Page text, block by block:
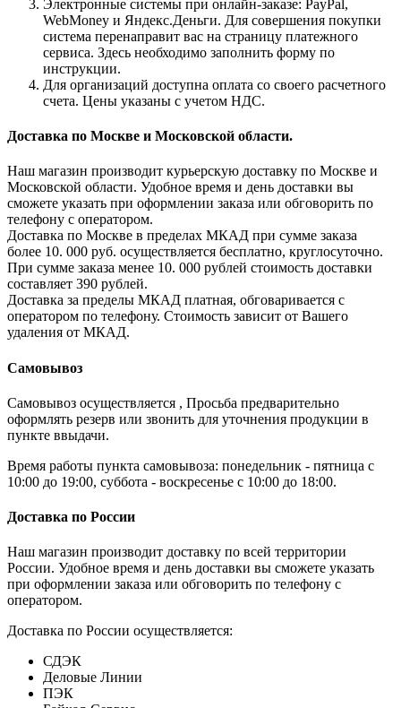
Электронные системы при онлайн-заказе: PayPal,
WebMoney и Яндекс.Деньги. Для совершения покупки
система перенаправит вас на страницу платежного
сервиса. Здесь необходимо заполнить форму по
инструкции.
Для организаций доступна оплата со своего расчетного
счета. Цены указаны с учетом НДС.
Доставка по Москве и Московской области.
Наш магазин производит курьерскую доставку по Москве и
Московской области. Удобное время и день доставки вы
сможете указать при оформлении заказа или обговорить по
телефону с оператором.
Доставка по Москве в пределах МКАД при сумме заказа
более 10. 000 руб. осуществляется бесплатно, круглосуточно.
При сумме заказа менее 10. 000 рублей стоимость доставки
составляет 390 рублей.
Доставка за пределы МКАД платная, обговаривается с
оператором по телефону. Стоимость зависит от Вашего
удаления от МКАД.
Самовывоз
Самовывоз осуществляется , Просьба предварительно
оформлять резерв или звонить для уточнения продукции в
пункте ввыдачи.
Время работы пункта самовывоза: понедельник - пятница с
10:00 до 19:00, суббота - воскресенье с 10:00 до 18:00.
Доставка по России
Наш магазин производит доставку по всей территории
России. Удобное время и день доставки вы сможете указать
при оформлении заказа или обговорить по телефону с
оператором.
Доставка по России осуществляется:
СДЭК
Деловые Линии
ПЭК